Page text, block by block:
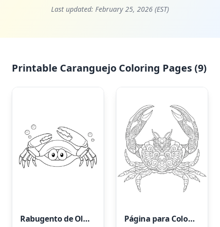
Last updated: February 25, 2026 (EST)
Printable Caranguejo Coloring Pages (9)
Rabugento de Olhos Grandes Página para Colorir de Caranguejo Adulto